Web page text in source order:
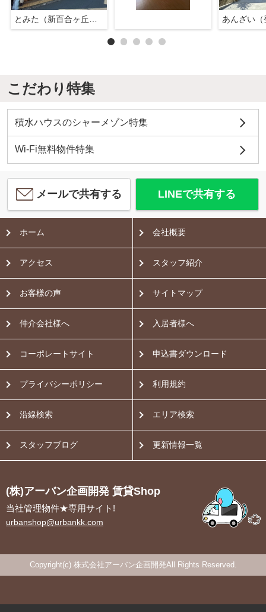
あんざい（
こだわり特集
積水ハウスのシャーメゾン特集
Wi-Fi無料物件特集
メールで共有する LINEで共有する
ホーム 会社概要
アクセス スタッフ紹介
お客様の声 サイトマップ
仲介会社様へ 入居者様へ
コーポレートサイト 申込書ダウンロード
プライバシーポリシー 利用規約
沿線検索 エリア検索
スタッフブログ 更新情報一覧
(株)アーバン企画開発 賃貸Shop
当社管理物件★専用サイト!
urbanshop@urbankk.com
Copyright(c) 株式会社アーバン企画開発All Rights Reserved.